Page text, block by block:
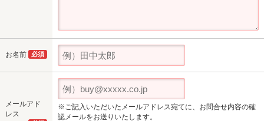
お名前 必須
メールアド
レス
※ご記入いただいたメールアドレス宛てに、お問合せ内容の確
認メールをお送りいたします。